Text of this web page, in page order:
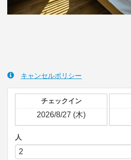
キャンセルポリシー
チェックイン
人